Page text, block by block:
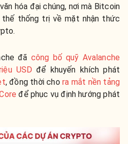
hóa đại chúng, nơi mà Bitcoin
thế thống trị về mặt nhận thức
đã công bố quỹ Avalanche
USD để khuyến khích phát
, đồng thời chora mắt nền tảng
để phục vụ định hướng phát